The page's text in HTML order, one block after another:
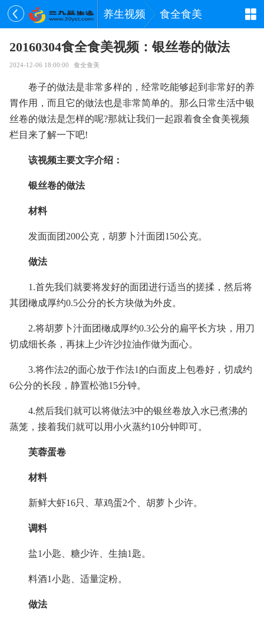
养生视频 食全食美
20160304食全食美视频：银丝卷的做法
2024-12-06 18:00:00 食全食美
卷子的做法是非常多样的，经常吃能够起到非常好的养
胃作用，而且它的做法也是非常简单的。那么日常生活中银
丝卷的做法是怎样的呢?那就让我们一起跟着食全食美视频
栏目来了解一下吧!
该视频主要文字介绍：
银丝卷的做法
材料
发面面团200公克，胡萝卜汁面团150公克。
做法
1.首先我们就要将发好的面团进行适当的搓揉，然后将
其团橄成厚约0.5公分的长方块做为外皮。
2.将胡萝卜汁面团橄成厚约0.3公分的扁平长方块，用刀
切成细长条，再抹上少许沙拉油作做为面心。
3.将作法2的面心放于作法1的白面皮上包卷好，切成约
6公分的长段，静置松弛15分钟。
4.然后我们就可以将做法3中的银丝卷放入水已煮沸的
蒸笼，接着我们就可以用小火蒸约10分钟即可。
芙蓉蛋卷
材料
新鲜大虾16只、草鸡蛋2个、胡萝卜少许。
调料
盐1小匙、糖少许、生抽1匙。
料酒1小匙、适量淀粉。
做法